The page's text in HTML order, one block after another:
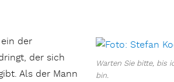
Warten Sie bitte, bis
bin.
der
der sich
Als der Mann